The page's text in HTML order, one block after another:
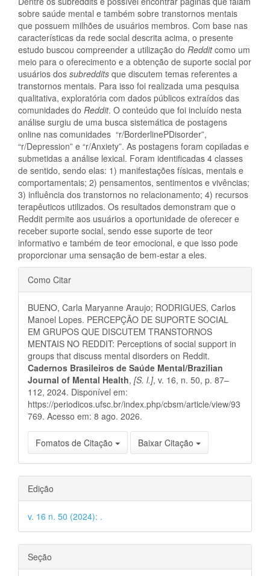
sobre saúde mental e também sobre transtornos mentais
que possuem milhões de usuários membros. Com base nas
características da rede social descrita acima, o presente
estudo buscou compreender a utilização do Redditcomo um
meio para o oferecimento e a obtenção de suporte social por
usuários dos subreddits que discutem temas referentes a
transtornos mentais. Para isso foi realizada uma pesquisa
qualitativa, exploratória com dados públicos extraídos das
comunidades do Reddit. O conteúdo que foi incluído nesta
análise surgiu de uma busca sistemática de postagens
online nas comunidades “r/BorderlinePDisorder”,
“r/Depression” e “r/Anxiety”. As postagens foram copiladas e
submetidas a análise lexical. Foram identificadas 4 classes
de sentido, sendo elas: 1) manifestações físicas, mentais e
comportamentais; 2) pensamentos, sentimentos e vivências;
3) influência dos transtornos no relacionamento; 4) recursos
terapêuticos utilizados. Os resultados demonstram que o
Reddit permite aos usuários a oportunidade de oferecer e
receber suporte social, sendo esse suporte de teor
informativo e também de teor emocional, e que isso pode
proporcionar uma sensação de bem-estar a eles.
Detalhes
do
artigo
Como Citar
BUENO, Carla Maryanne Araujo; RODRIGUES, Carlos
Manoel Lopes. PERCEPÇÃO DE SUPORTE SOCIAL
EM GRUPOS QUE DISCUTEM TRANSTORNOS
MENTAIS NO REDDIT: Perceptions of social support in
groups that discuss mental disorders on Reddit.
Cadernos Brasileiros de Saúde Mental/Brazilian
Journal of Mental Health, [S. l.], v. 16, n. 50, p. 87–
112, 2024. Disponível em:
https://periodicos.ufsc.br/index.php/cbsm/article/view/93
769. Acesso em: 8 ago. 2026.
Fomatos de Citação Baixar Citação
Edição
v. 16 n. 50 (2024): .
Seção